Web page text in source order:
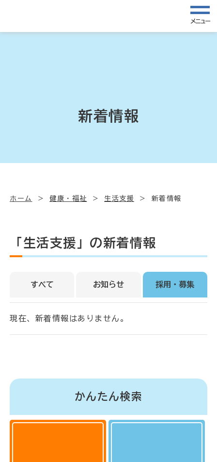
メニュー
新着情報
ホーム 健康・福祉 生活支援 新着情報
「生活支援」の新着情報
すべて お知らせ 採用・募集
現在、新着情報はありません。
かんたん検索